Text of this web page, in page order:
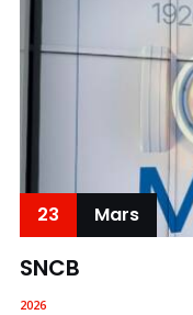
23 Mars
SNCB
2026